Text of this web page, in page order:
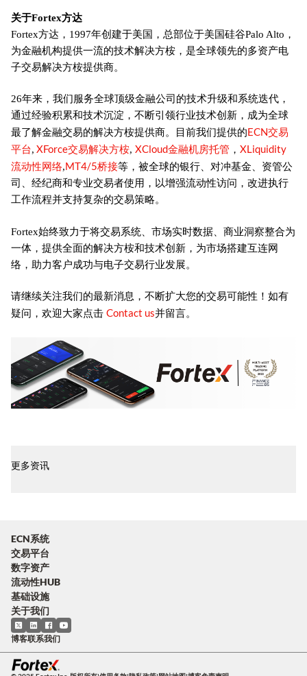
关于Fortex方达
Fortex方达，1997年创建于美国，总部位于美国硅谷Palo Alto，
为金融机构提供一流的技术解决方桉，是全球领先的多资产电
子交易解决方桉提供商。
26年来，我们服务全球顶级金融公司的技术升级和系统迭代，
通过经验积累和技术沉淀，不断引领行业技术创新，成为全球
最了解金融交易的解决方桉提供商。目前我们提供的ECN交易
平台, XForce交易解决方桉, XCloud金融机房托管 ， XLiquidity
流动性网络,MT4/5桥接等，被全球的银行、对冲基金、资管公
司、经纪商和专业交易者使用，以增强流动性访问，改进执行
工作流程并支持复杂的交易策略。
Fortex始终致力于将交易系统、市场实时数据、商业洞察整合为
一体，提供全面的解决方桉和技术创新，为市场搭建互连网
络，助力客户成功与电子交易行业发展。
请继续关注我们的最新消息，不断扩大您的交易可能性！如有
疑问，欢迎大家点击 Contact us并留言。
更多资讯
ECN系统
交易平台
数字资产
流动性HUB
基础设施
关于我们
博客联系我们